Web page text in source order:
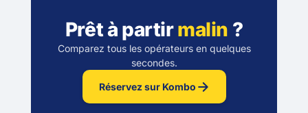
Prêt à partirmalin ?
Comparez tous les opérateurs en quelques
secondes.
Réservez sur Kombo